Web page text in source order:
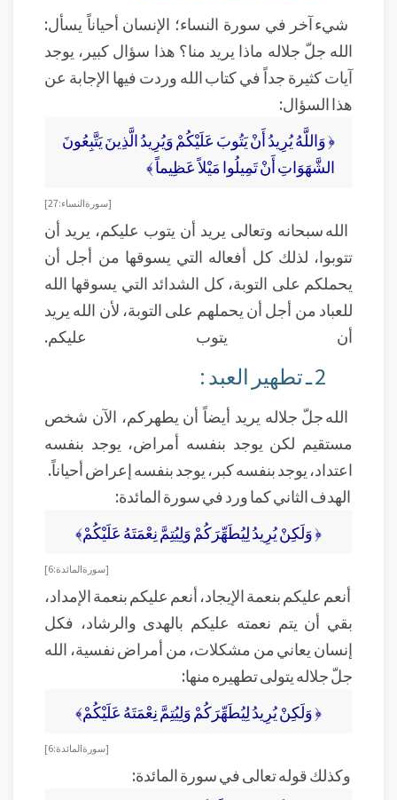
شيء آخر في سورة النساء؛ الإنسان أحياناً يسأل:
الله جلّ جلاله ماذا يريد منا؟ هذا سؤال كبير، يوجد
آيات كثيرة جداً في كتاب الله وردت فيها الإجابة عن
هذا السؤال:
﴿ وَاللَّهُ يُرِيدُ أَنْ يَتُوبَ عَلَيْكُمْ وَيُرِيدُ الَّذِينَ يَتَّبِعُونَ
الشَّهَوَاتِ أَنْ تَمِيلُوا مَيْلاً عَظِيماً ﴾
[سورة النساء: 27]
الله سبحانه وتعالى يريد أن يتوب عليكم، يريد أن
تتوبوا، لذلك كل أفعاله التي يسوقها من أجل أن
يحملكم على التوبة، كل الشدائد التي يسوقها الله
للعباد من أجل أن يحملهم على التوبة، لأن الله يريد
أن يتوب عليكم.
2 ـ تطهير العبد :
الله جلّ جلاله يريد أيضاً أن يطهركم، الآن شخص
مستقيم لكن يوجد بنفسه أمراض، يوجد بنفسه
اعتداد، يوجد بنفسه كبر، يوجد بنفسه إعراض أحياناً.
الهدف الثاني كما ورد في سورة المائدة:
﴿ وَلَكِنْ يُرِيدُ لِيُطَهِّرَكُمْ وَلِيُتِمَّ نِعْمَتَهُ عَلَيْكُمْ﴾
[سورة المائدة: 6]
أنعم عليكم بنعمة الإيجاد، أنعم عليكم بنعمة الإمداد،
بقي أن يتم نعمته عليكم بالهدى والرشاد، فكل
إنسان يعاني من مشكلات، من أمراض نفسية، الله
جلّ جلاله يتولى تطهيره منها:
﴿ وَلَكِنْ يُرِيدُ لِيُطَهِّرَكُمْ وَلِيُتِمَّ نِعْمَتَهُ عَلَيْكُمْ﴾
[سورة المائدة: 6]
وكذلك قوله تعالى في سورة المائدة: